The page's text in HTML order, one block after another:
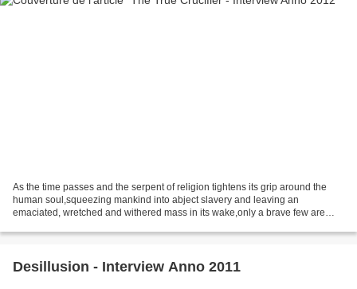
As the time passes and the serpent of religion tightens its grip around the
human soul,squeezing mankind into abject slavery and leaving an
emaciated, wretched and withered mass in its wake,only a brave few are
Desillusion - Interview Anno 2011